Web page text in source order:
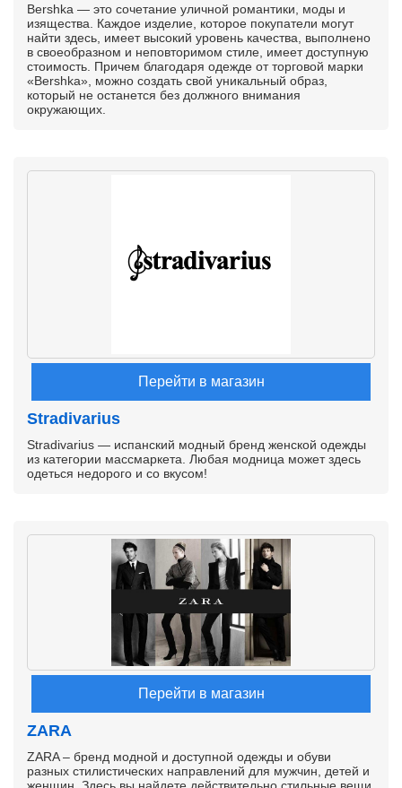
Bershka — это сочетание уличной романтики, моды и
изящества. Каждое изделие, которое покупатели могут
найти здесь, имеет высокий уровень качества, выполнено
в своеобразном и неповторимом стиле, имеет доступную
стоимость. Причем благодаря одежде от торговой марки
«Bershka», можно создать свой уникальный образ,
который не останется без должного внимания
окружающих.
Перейти в магазин
Stradivarius
Stradivarius — испанский модный бренд женской одежды
из категории массмаркета. Любая модница может здесь
одеться недорого и со вкусом!
Перейти в магазин
ZARA
ZARA – бренд модной и доступной одежды и обуви
разных стилистических направлений для мужчин, детей и